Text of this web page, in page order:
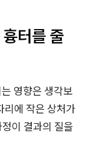
터를 줄
영향은 생각보
리에 작은 상처가
이 결과의 질을